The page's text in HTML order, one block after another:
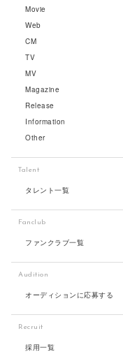
Movie
Web
CM
TV
MV
Magazine
Release
Information
Other
Talent
タレント一覧
Fanclub
ファンクラブ一覧
Audition
オーディションに応募する
Recruit
採用一覧